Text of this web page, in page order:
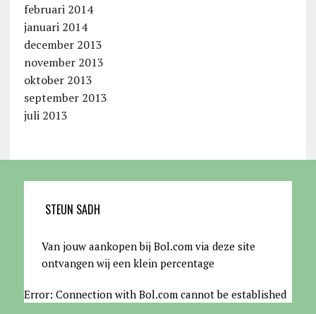
februari 2014
januari 2014
december 2013
november 2013
oktober 2013
september 2013
juli 2013
STEUN SADH
Van jouw aankopen bij Bol.com via deze site
ontvangen wij een klein percentage
Error: Connection with Bol.com cannot be established